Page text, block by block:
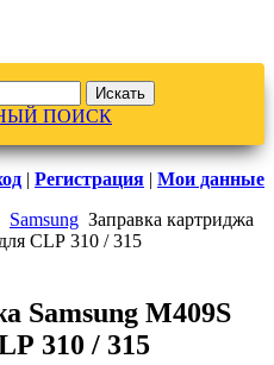
ПОИСК
| Регистрация | Мои данные
Samsung Заправка картриджа
CLP 310 / 315
Samsung M409S
310 / 315